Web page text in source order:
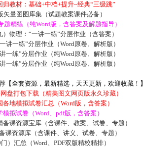
教材：基础+中档+提升~经典“三级跳”
量图图库集（试题教案课件必备）
精练（纯Word版，含答案及解题指导）
物理：“一讲一练”分层作业（含答案）
讲一练”分层作业（Word原卷、解析版）
一练”分层作业（纯Word原卷、解析版）
一练”分层作业（纯Word原卷、解析版）
【全套资源，最新精选，天天更新，欢迎收藏！】
盘打包下载（精美图文网页版永久珍藏）
地模拟试卷汇总（Word版，含答案）
拟试卷（Word、pdf版，含答案）
课资源宝库（含课件、教案、试卷、专题）
课资源库（含课件、讲义、试卷、专题）
）汇总（Word、PDF双版精校精排）